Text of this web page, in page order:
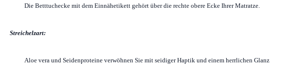
Die Betttuchecke mit dem Einnähetikett gehört über die rechte obere Ecke Ihrer Matratze.
Streichelzart:
Aloe vera und Seidenproteine verwöhnen Sie mit seidiger Haptik und einem herrlichen Glanz